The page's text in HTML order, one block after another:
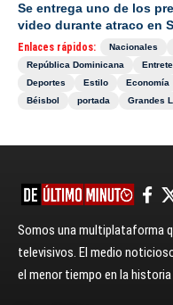
Se entrega uno de los
video durante atraco en
Enlaces rápidos: Nacionales
República Dominicana
Deportes
Estilo Economía
Béisbol
portada Grandes
Somos una multiplataforma
televisivos. El medio
el menor tiempo en la